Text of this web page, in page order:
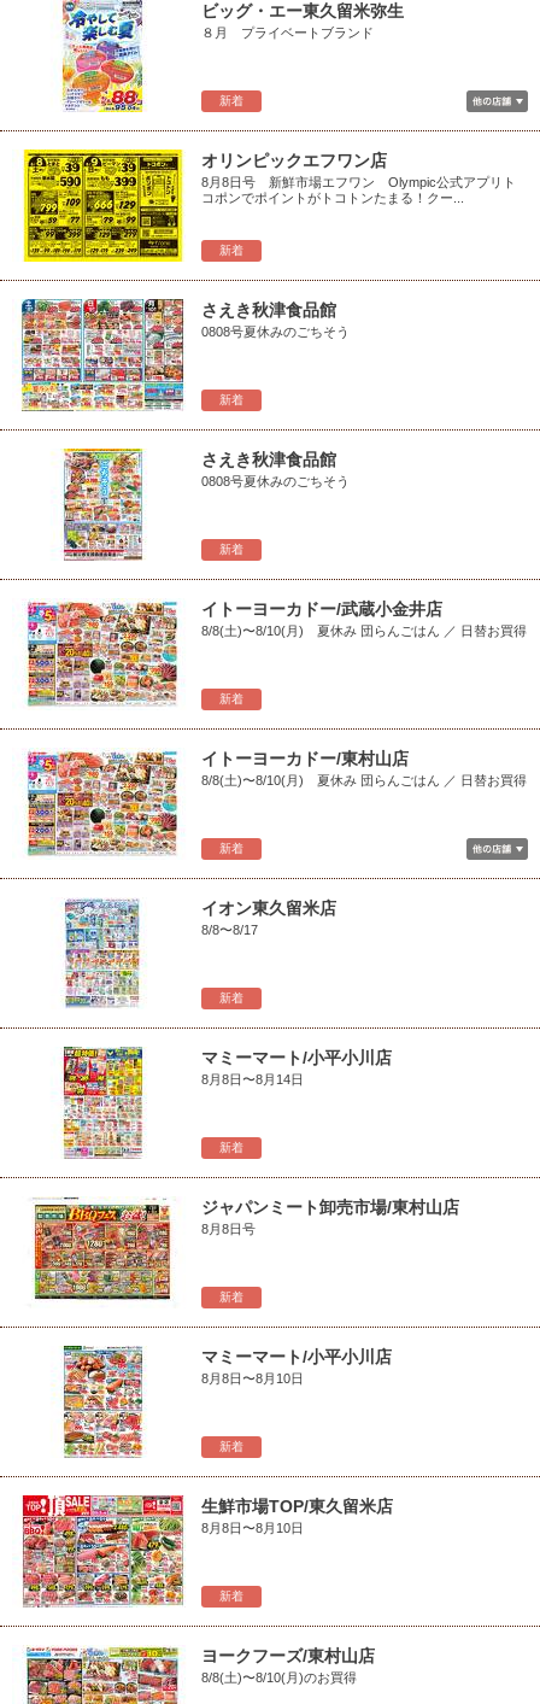
新着
ビッグ・エー東久留米弥生
８月 プライベートブランド
新着
オリンピックエフワン店
8月8日号 新鮮市場エフワン Olympic公式アプリト
コポンでポイントがトコトンたまる！クー...
新着
さえき秋津食品館
0808号夏休みのごちそう
新着
さえき秋津食品館
0808号夏休みのごちそう
新着
イトーヨーカドー/武蔵小金井店
8/8(土)〜8/10(月) 夏休み 団らんごはん ／ 日替お買得
新着
イトーヨーカドー/東村山店
8/8(土)〜8/10(月) 夏休み 団らんごはん ／ 日替お買得
新着
イオン東久留米店
8/8〜8/17
新着
マミーマート/小平小川店
8月8日〜8月14日
新着
ジャパンミート卸売市場/東村山店
8月8日号
新着
マミーマート/小平小川店
8月8日〜8月10日
新着
生鮮市場TOP/東久留米店
8月8日〜8月10日
ヨークフーズ/東村山店
8/8(土)〜8/10(月)のお買得